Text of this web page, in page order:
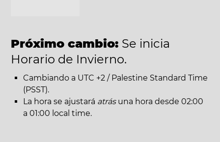
Próximo cambio: Se inicia
Horario de Invierno.
Cambiando a UTC +2 / Palestine Standard Time
(PSST).
La hora se ajustará atrásuna hora desde 02:00
a 01:00 local time.